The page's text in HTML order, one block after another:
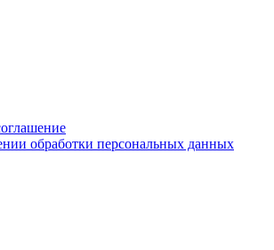
обработки персональных данных